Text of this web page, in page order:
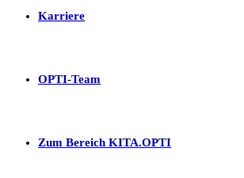
Karriere
OPTI-Team
Zum Bereich KITA.OPTI